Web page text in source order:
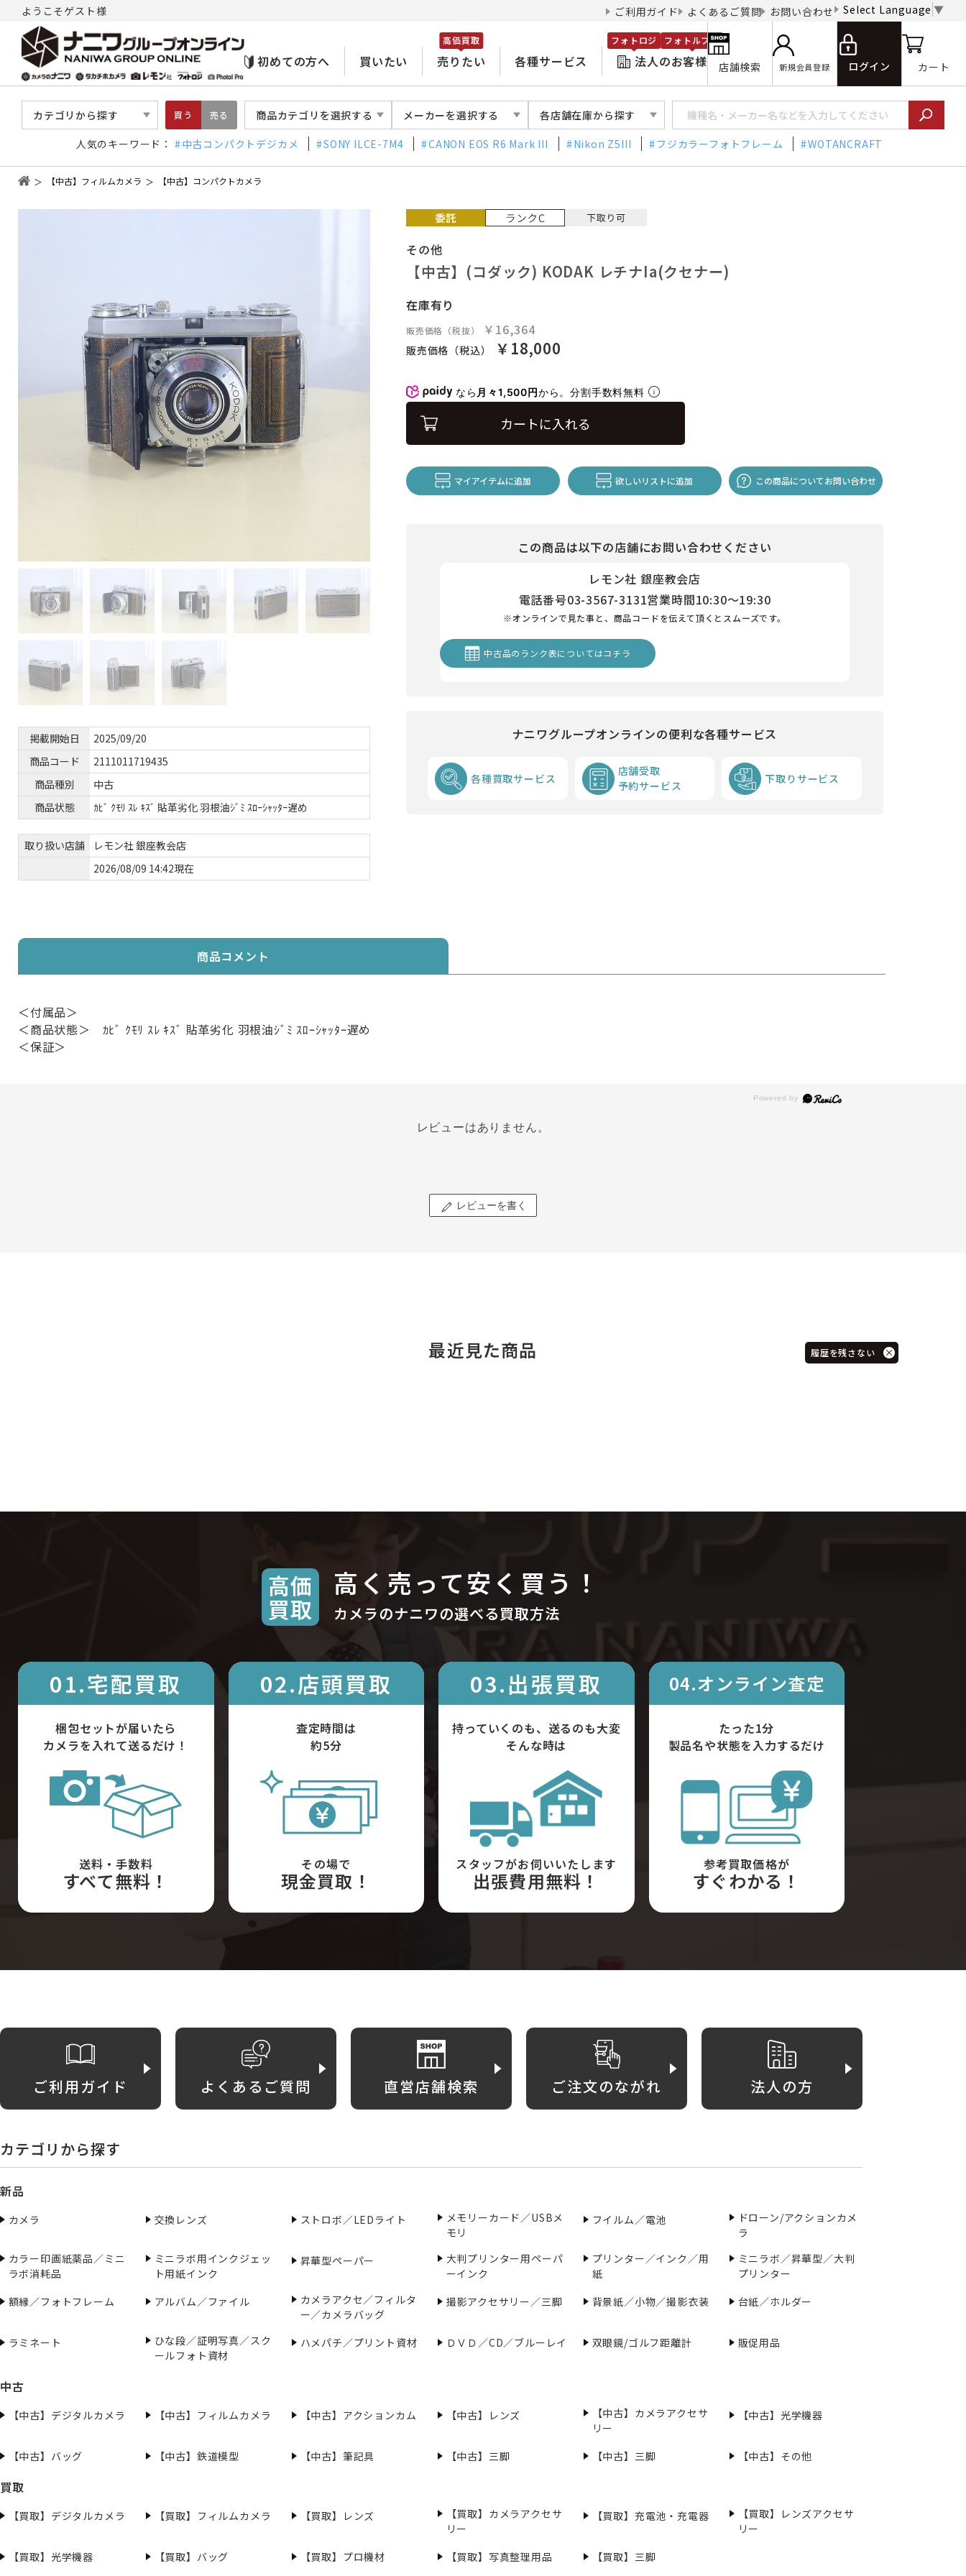
ようこそゲスト様 ご利用ガイド よくあるご質問 お問い合わせ Select Language ▼
初めての方へ 買いたい 売りたい
高価買取
各種サービス 法人のお客様
フォトロジ フォトルプロ
店舗検索 新規会員登録 ログイン カート
カテゴリから探す 買う 売る 商品カテゴリを選択する メーカーを選択する 各店舗在庫から探す
人気のキーワード： 中古コンパクトデジカメ SONY ILCE-7M4 CANON EOS R6 Mark III Nikon Z5III フジカラーフォトフレーム WOTANCRAFT
【中古】フィルムカメラ 【中古】コンパクトカメラ
掲載開始日
2025/09/20
商品コード
2111011719435
商品種別
中古
商品状態
ｶﾋﾞ ｸﾓﾘ ｽﾚ ｷｽﾞ 貼革劣化 羽根油ｼﾞﾐ ｽﾛｰｼｬｯﾀｰ遅め
取り扱い店舗
レモン社 銀座教会店
2026/08/09 14:42現在
その他
【中古】(コダック) KODAK レチナIa(クセナー)
在庫有り
販売価格（税抜） ￥16,364
販売価格（税込） ￥18,000
なら 月々1,500円から。分割手数料無料
カートに入れる
マイアイテムに追加 欲しいリストに追加 この商品についてお問い合わせ
この商品は以下の店舗にお問い合わせください
レモン社 銀座教会店
電話番号03-3567-3131営業時間10:30～19:30
※オンラインで見た事と、商品コードを伝えて頂くとスムーズです。
中古品のランク表についてはコチラ
ナニワグループオンラインの便利な各種サービス
各種買取サービス
店舗受取
予約サービス
下取りサービス
商品コメント
＜付属品＞
＜商品状態＞ ｶﾋﾞ ｸﾓﾘ ｽﾚ ｷｽﾞ 貼革劣化 羽根油ｼﾞﾐ ｽﾛｰｼｬｯﾀｰ遅め
＜保証＞
レビューはありません。
レビューを書く
最近見た商品 履歴を残さない
高価
買取
高く売って安く買う！
カメラのナニワの選べる買取方法
01.宅配買取
梱包セットが届いたら
カメラを入れて送るだけ！
送料・手数料
すべて無料！
02.店頭買取
査定時間は
約5分
その場で
現金買取！
03.出張買取
持っていくのも、送るのも大変
そんな時は
スタッフがお伺いいたします
出張費用無料！
04.オンライン査定
たった1分
製品名や状態を入力するだけ
参考買取価格が
すぐわかる！
ご利用ガイド よくあるご質問 直営店舗検索 ご注文のながれ 法人の方
カテゴリから探す
新品
カメラ 交換レンズ ストロボ／LEDライト
メモリーカード／USBメ
モリ
フイルム／電池
ドローン/アクションカメ
ラ
カラー印画紙薬品／ミニ
ラボ消耗品
ミニラボ用インクジェッ
ト用紙インク
昇華型ペーパー
大判プリンター用ペーパ
ーインク
プリンター／インク／用
紙
ミニラボ／昇華型／大判
プリンター
額縁／フォトフレーム
アルバム／ファイル
カメラアクセ／フィルタ
ー／カメラバッグ
撮影アクセサリー／三脚 背景紙／小物／撮影衣装 台紙／ホルダー
ラミネート
ひな段／証明写真／スク
ールフォト資材
ハメパチ／プリント資材 ＤＶＤ／CD／ブルーレイ 双眼鏡/ゴルフ距離計 販促用品
中古
【中古】デジタルカメラ 【中古】フィルムカメラ 【中古】アクションカム 【中古】レンズ
【中古】カメラアクセサ
リー
【中古】光学機器
【中古】バッグ 【中古】鉄道模型 【中古】筆記具 【中古】三脚 【中古】三脚 【中古】その他
買取
【買取】デジタルカメラ 【買取】フィルムカメラ 【買取】レンズ
【買取】カメラアクセサ
リー
【買取】充電池・充電器
【買取】レンズアクセサ
リー
【買取】光学機器
【買取】バッグ 【買取】プロ機材 【買取】写真整理用品 【買取】三脚